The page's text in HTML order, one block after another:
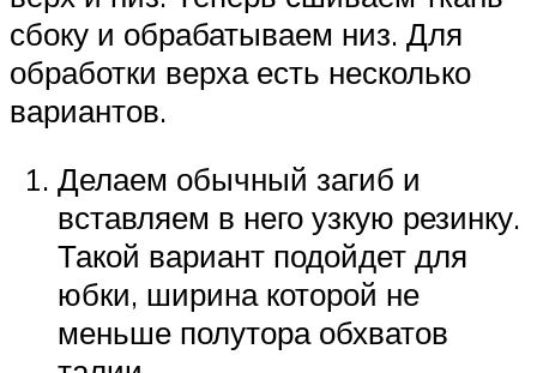
сбоку и обрабатываем низ. Для
обработки верха есть несколько
вариантов.
Делаем обычный загиб и
вставляем в него узкую резинку.
Такой вариант подойдет для
юбки, ширина которой не
меньше полутора обхватов